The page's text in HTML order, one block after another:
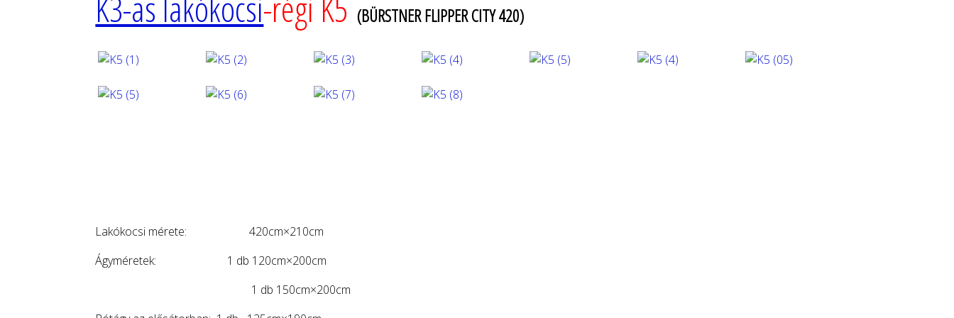
(BÜRSTNER FLIPPER CITY 420)
Lakókocsi mérete: 420cm×210cm
Ágyméretek: 1 db 120cm×200cm
1 db 150cm×200cm